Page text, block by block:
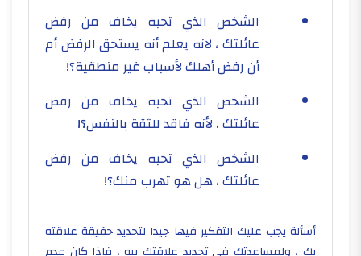
الشخص الذي تحبه يخاف من رفض
عائلتك ، لانه يعلم أنه يستحق الرفض أم
أن رفض أهلك لأسباب غير منطقية؟!
الشخص الذي تحبه يخاف من رفض
عائلتك ، لأنه فاقد للثقة بالنفس؟!
الشخص الذي تحبه يخاف من رفض
عائلتك ، هل هو تهرب منك؟!
​أسألة يجب عليك التفكير فيها جيدا لتحديد حقيقة علاقته